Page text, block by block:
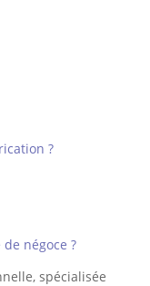
?
négoce ?
spécialisée